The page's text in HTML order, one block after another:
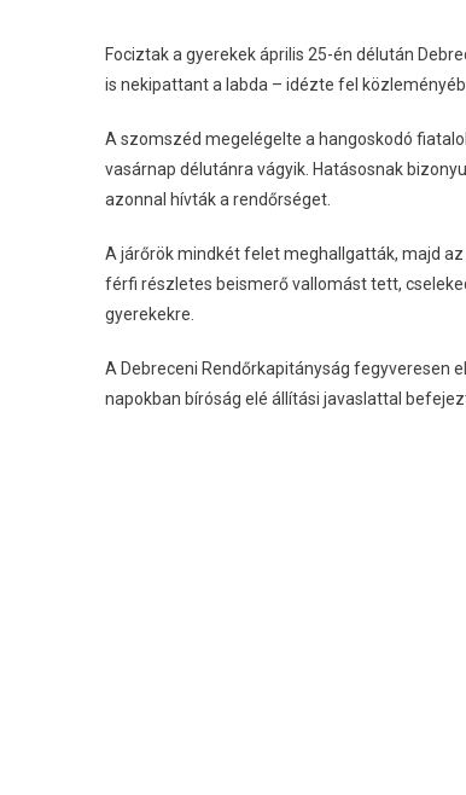
Fociztak a gyerekek április 25-én délután
is nekipattant a labda – idézte fel
A szomszéd megelégelte a hangoskodó
vasárnap délutánra vágyik. Hatásosnak
azonnal hívták a rendőrséget.
A járőrök mindkét felet meghallgatták, majd
férfi részletes beismerő vallomást tett,
gyerekekre.
A Debreceni Rendőrkapitányság
napokban bíróság elé állítási javaslattal